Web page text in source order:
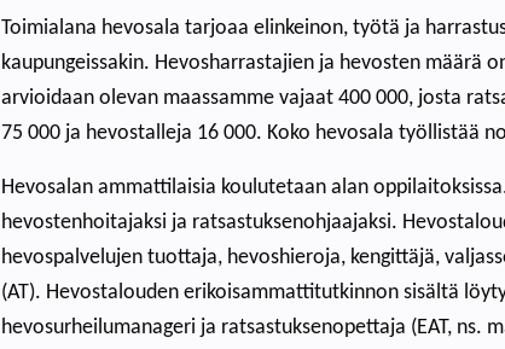
Toimialana hevosala tarjoaa elinkeinon, työtä ja
kaupungeissakin. Hevosharrastajien ja hevosten määrä
arvioidaan olevan maassamme vajaat 400 000, josta
75 000 ja hevostalleja 16 000. Koko hevosala työllistää
Hevosalan ammattilaisia koulutetaan alan
hevostenhoitajaksi ja ratsastuksenohjaajaksi.
hevospalvelujen tuottaja, hevoshieroja, kengittäjä,
(AT). Hevostalouden erikoisammattitutkinnon sisältä
hevosurheilumanageri ja ratsastuksenopettaja (EAT,